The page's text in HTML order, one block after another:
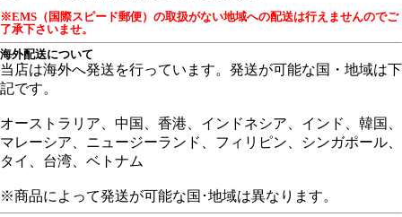
※EMS（国際スピード郵便）の取扱がない地域への配送は行えませんのでご
了承下さいませ。
海外配送について
当店は海外へ発送を行っています。発送が可能な国・地域は下
記です。
オーストラリア、中国、香港、インドネシア、インド、韓国、
マレーシア、ニュージーランド、フィリピン、シンガポール、
タイ、台湾、ベトナム
※商品によって発送が可能な国･地域は異なります。